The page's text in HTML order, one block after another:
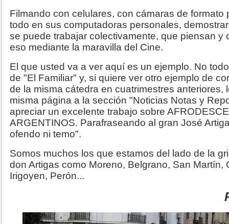
Filmando con celulares, con cámaras de formato
todo en sus computadoras personales,
se puede trabajar colectivamente, que piensan y
eso mediante la maravilla del Cine.
El que usted va a ver aquí es un ejemplo. No
de "El Familiar" y, si quiere ver otro ejemplo de
de la misma cátedra en cuatrimestres anteriores,
misma página a la sección "Noticias Notas y
apreciar un excelente trabajo sobre
ARGENTINOS. Parafraseando al gran José
ofendo ni temo".
Somos muchos los que estamos del lado de la
don Artigas como Moreno, Belgrano, San Martín,
Irigoyen, Perón...